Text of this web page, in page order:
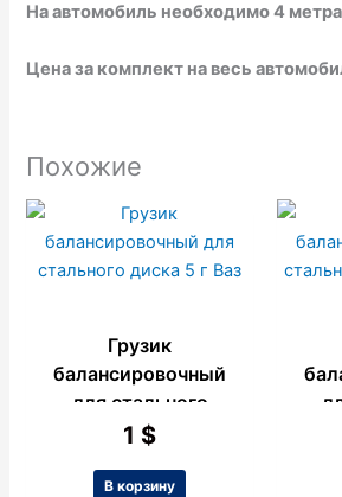
На автомобиль необходимо 4
Цена за комплект на весь
Похожие
Грузик
балансировочный
для стального
диска 5 г Ваз
1 $
В корзину